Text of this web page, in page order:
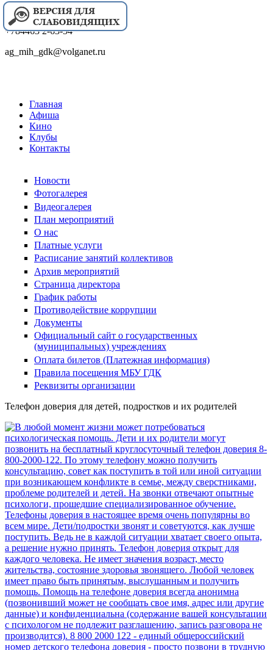
+784463 2-63-54
ag_mih_gdk@volganet.ru
Главная
Афиша
Кино
Клубы
Контакты
Новости
Фотогалерея
Видеогалерея
План мероприятий
О нас
Платные услуги
Расписание занятий коллективов
Архив мероприятий
Страница директора
График работы
Противодействие коррупции
Документы
Официальный сайт о государственных
(муниципальных) учреждениях
Оплата билетов (Платежная информация)
Правила посещения МБУ ГДК
Реквизиты организации
Телефон доверия для детей, подростков и их родителей